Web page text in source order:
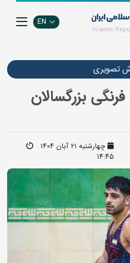
EN
تصويري
بزرگسالان
چهارشنبه ۲۱ آبان ۱۴۰۴
14:45